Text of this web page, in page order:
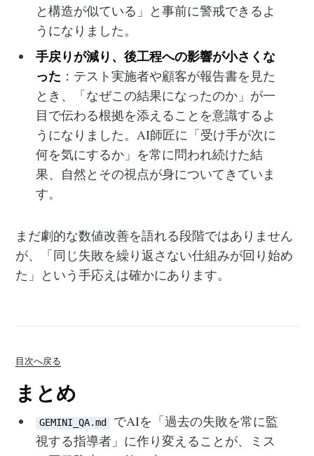
と構造が似ている」と事前に警戒できるよ
うになりました。
手戻りが減り、後工程への影響が小さくな
った ：テスト実施者や顧客が報告書を見た
とき、「なぜこの結果になったのか」が一
目で伝わる根拠を添えることを意識するよ
うになりました。AI師匠に「受け手が次に
何を気にするか」を常に問われ続けた結
果、自然とその視点が身についてきていま
す。
まだ劇的な数値改善を語れる段階ではありません
が、「同じ失敗を繰り返さない仕組みが回り始め
た」という手応えは確かにあります。
目次へ戻る
まとめ
GEMINI_QA.md
でAIを「過去の失敗を常に監
視する指導者」に作り変えることが、ミス